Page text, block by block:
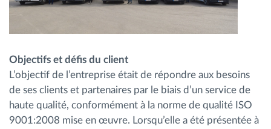
Objectifs et défis du client
L’objectif de l’entreprise était de répondre aux besoins
de ses clients et partenaires par le biais d’un service de
haute qualité, conformément à la norme de qualité ISO
9001:2008 mise en œuvre. Lorsqu’elle a été présentée à